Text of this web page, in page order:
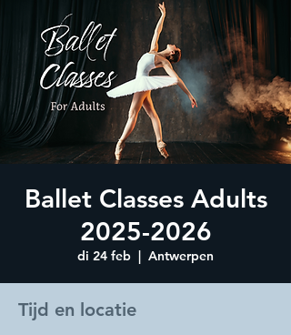
Ballet Classes Adults
2025-2026
di 24 feb
  |
Antwerpen
Tijd en locatie